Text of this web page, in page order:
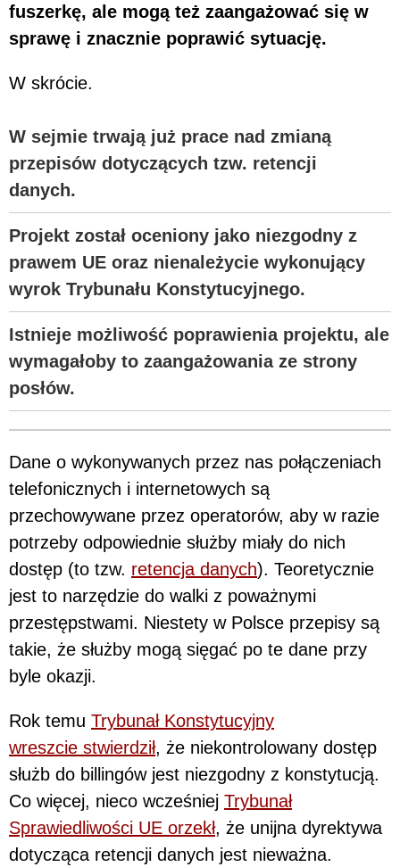
fuszerkę, ale mogą też zaangażować się w
sprawę i znacznie poprawić sytuację.
W skrócie.
W sejmie trwają już prace nad zmianą
przepisów dotyczących tzw. retencji
danych.
Projekt został oceniony jako niezgodny z
prawem UE oraz nienależycie wykonujący
wyrok Trybunału Konstytucyjnego.
Istnieje możliwość poprawienia projektu, ale
wymagałoby to zaangażowania ze strony
posłów.
Dane o wykonywanych przez nas połączeniach
telefonicznych i internetowych są
przechowywane przez operatorów, aby w razie
potrzeby odpowiednie służby miały do nich
dostęp (to tzw. retencja danych). Teoretycznie
jest to narzędzie do walki z poważnymi
przestępstwami. Niestety w Polsce przepisy są
takie, że służby mogą sięgać po te dane przy
byle okazji.
Rok temu Trybunał Konstytucyjny
wreszcie stwierdził, że niekontrolowany dostęp
służb do billingów jest niezgodny z konstytucją.
Co więcej, nieco wcześniej Trybunał
Sprawiedliwości UE orzekł, że unijna dyrektywa
dotycząca retencji danych jest nieważna.